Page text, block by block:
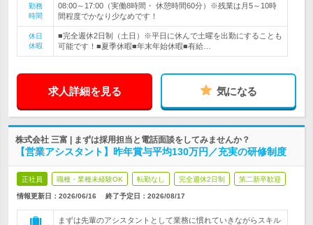
勤務
時間
08:00～17:00（実働8時間・ 休憩時間60分）※残業は月5～10時
間程度でかなり少なめです！
休日
休暇
■完全週休2日制（土日）※平日に休んで土曜を出勤にすることも
可能です！■夏季休暇■年末年始休暇■有給…
求人詳細を見る 気になる
株式会社 三富 | まずは採用担当と電話面談をしてみませんか？
【営業アシスタント】昨年賞与平均130万円／充実の研修制度
正社員 職種・業種未経験OK 転勤なし 完全週休2日制 第二新卒歓迎
情報更新日：2026/06/16 終了予定日： 2026/08/17
まずは先輩のアシスタントとして業務に慣れていきながらスキル